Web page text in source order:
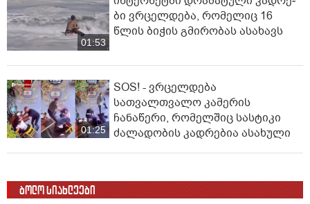
01:53
ბი ვრცელდება, რომელიც 16
წლის ბიჭის გმირობას ასახავს
01:25
SOS! - ვრცელდება
სათვალთვალო კამერის
ჩანაწერი, რომელშიც სასტიკი
ძალადობის კადრებია ასახული
ბოლო სიახლეები